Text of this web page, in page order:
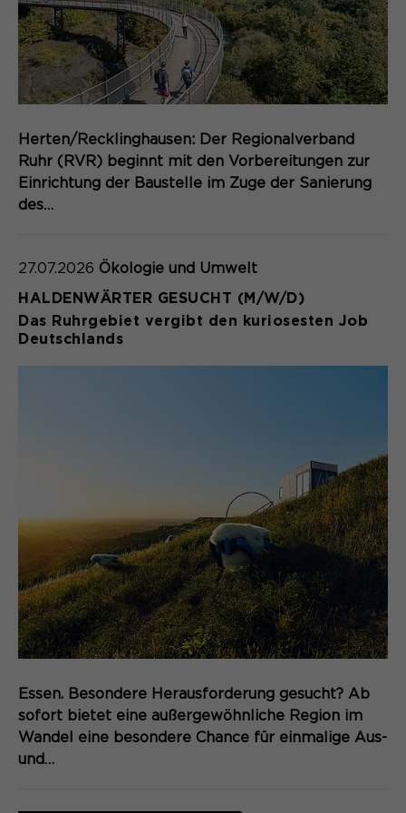
gelöscht.
Zweck
PHPs Standard Sitzungs- Identifikation
(Formulare).
Name be_typo_user
Anbieter
Zweck
ob ein Besucher im Typo3-Backend
angemeldet ist und die Rechte besitzt
diese zu verwalten.
Zweck
Speichert den Zustimmungsstatus des
Benutzers für Cookies auf der
aktuellen Domäne.
Name _pk_ref.*
Anbieter Matomo
Laufzeit 6 Monate
Zweck Speichert die Herkunft des Besuchers.
Name MATOMO_SESSID
Anbieter Matomo
Laufzeit Sitzung
Herten/Recklinghausen: Der Regionalverband
Ruhr (RVR) beginnt mit den Vorbereitungen zur
Einrichtung der Baustelle im Zuge der Sanierung
des…
27.07.2026 Ökologie und Umwelt
HALDENWÄRTER GESUCHT (M/W/D)
Das Ruhrgebiet vergibt den kuriosesten Job
Deutschlands
Essen. Besondere Herausforderung gesucht? Ab
sofort bietet eine außergewöhnliche Region im
Wandel eine besondere Chance für einmalige Aus-
und…